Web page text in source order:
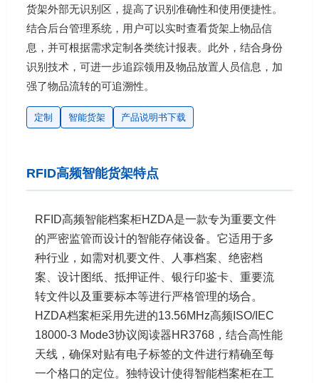
货架外部无识别区，提高了识别准确性和使用便捷性。
结合后台管理系统，用户可以实时查看货架上物品信
息，并可根据需求定制各类统计报表。此外，结合身份
识别技术，可进一步追踪领用及物品放置人员信息，加
强了物品流转的可追溯性。
定制 智能货架 产品说明书下载
RFID高频智能货架特点
RFID高频智能档案柜HZDA是一款专为重要文件
的严密监管而设计的智能存储设备。它适用于多
种行业，如需对机要文件、人事档案、绝密档
案、设计图纸、抵押证件、银行印鉴卡、重要流
转文件以及重要标本等进行严格管理的场合。
HZDA档案柜采用先进的13.56MHz高频ISO/IEC
18000-3 Mode3协议阅读器HR3768，结合高性能
天线，确保对贴有电子标签的文件进行精确至每
一个格口的定位。独特设计使得智能档案柜在工